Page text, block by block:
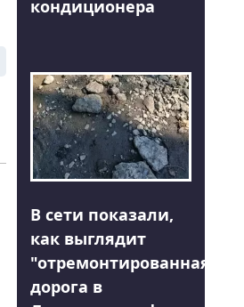
кондиционера
В сети показали,
как выглядит
"отремонтированная"
дорога в